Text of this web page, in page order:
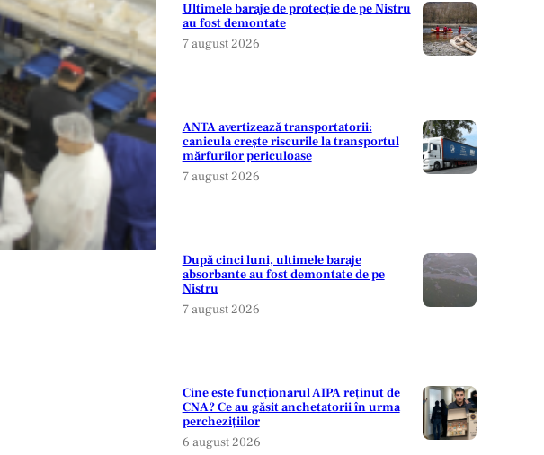
Ultimele baraje de protecție de pe Nistru
au fost demontate
7 august 2026
ANTA avertizează transportatorii:
canicula crește riscurile la transportul
mărfurilor periculoase
7 august 2026
După cinci luni, ultimele baraje
absorbante au fost demontate de pe
Nistru
7 august 2026
Cine este funcționarul AIPA reținut de
CNA? Ce au găsit anchetatorii în urma
perchezițiilor
6 august 2026